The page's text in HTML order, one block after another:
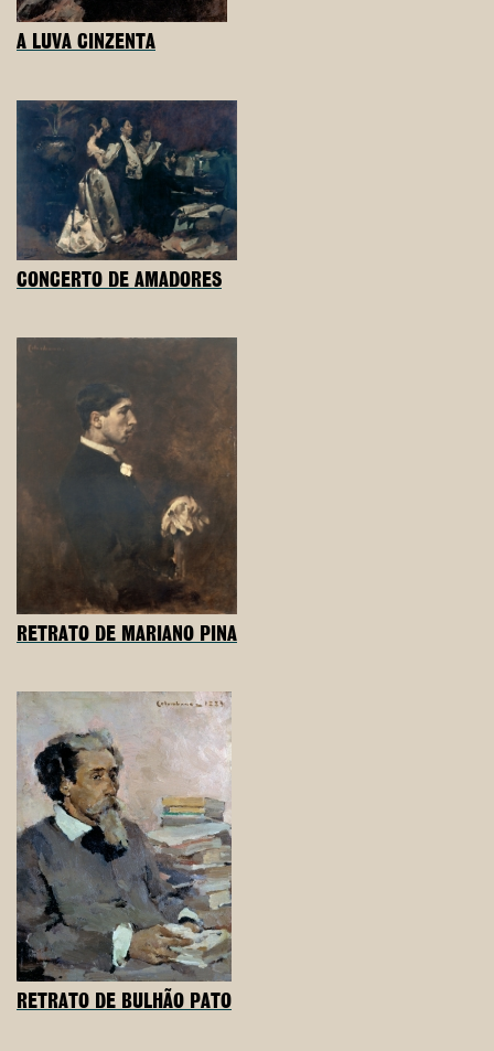
A LUVA CINZENTA
CONCERTO DE AMADORES
RETRATO DE MARIANO PINA
RETRATO DE BULHÃO PATO